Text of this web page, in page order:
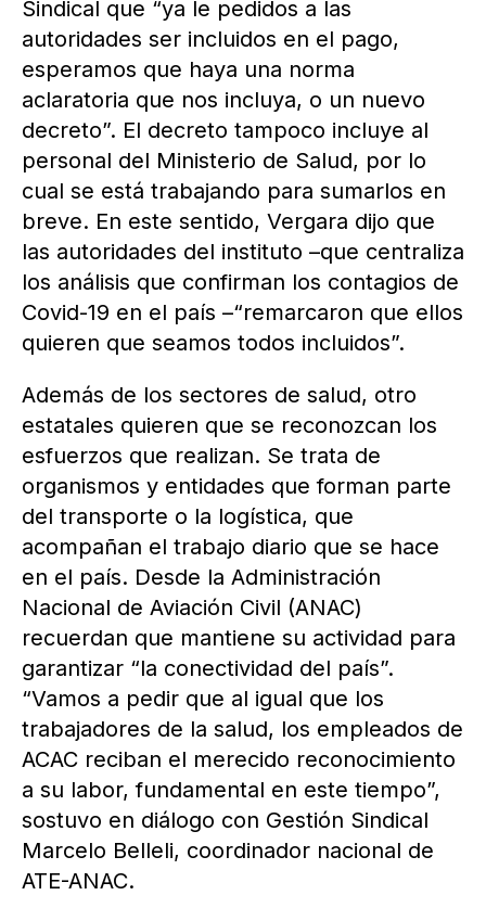
Sindical que “ya le pedidos a las
autoridades ser incluidos en el pago,
esperamos que haya una norma
aclaratoria que nos incluya, o un nuevo
decreto”. El decreto tampoco incluye al
personal del Ministerio de Salud, por lo
cual se está trabajando para sumarlos en
breve. En este sentido, Vergara dijo que
las autoridades del instituto –que centraliza
los análisis que confirman los contagios de
Covid-19 en el país –“remarcaron que ellos
quieren que seamos todos incluidos”.
Además de los sectores de salud, otro
estatales quieren que se reconozcan los
esfuerzos que realizan. Se trata de
organismos y entidades que forman parte
del transporte o la logística, que
acompañan el trabajo diario que se hace
en el país. Desde la Administración
Nacional de Aviación Civil (ANAC)
recuerdan que mantiene su actividad para
garantizar “la conectividad del país”.
“Vamos a pedir que al igual que los
trabajadores de la salud, los empleados de
ACAC reciban el merecido reconocimiento
a su labor, fundamental en este tiempo”,
sostuvo en diálogo con Gestión Sindical
Marcelo Belleli, coordinador nacional de
ATE-ANAC.